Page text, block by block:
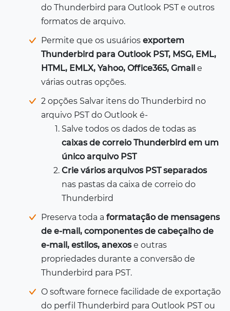
do Thunderbird para Outlook PST e outros
formatos de arquivo.
Permite que os usuários exportem
Thunderbird para Outlook PST, MSG, EML,
HTML, EMLX, Yahoo, Office365, Gmail e
várias outras opções.
2 opções Salvar itens do Thunderbird no
arquivo PST do Outlook é-
Salve todos os dados de todas as
caixas de correio Thunderbird em um
único arquivo PST
Crie vários arquivos PST separados
nas pastas da caixa de correio do
Thunderbird
Preserva toda a formatação de mensagens
de e-mail, componentes de cabeçalho de
e-mail, estilos, anexose outras
propriedades durante a conversão de
Thunderbird para PST.
O software fornece facilidade de exportação
do perfil Thunderbird para Outlook PST ou